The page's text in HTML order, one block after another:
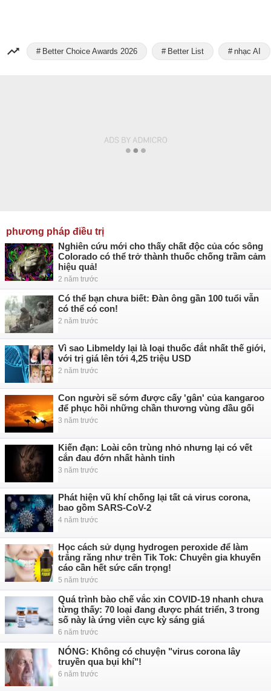
Better Choice Awards 2026 Better List nhạc AI
phương pháp điều trị
Nghiên cứu mới cho thấy chất độc của cóc sông
Colorado có thể trở thành thuốc chống trầm cảm
hiệu quả!
2 năm trước
Có thể bạn chưa biết: Đàn ông gần 100 tuổi vẫn
có thể có con!
2 năm trước
Vì sao Libmeldy lại là loại thuốc đắt nhất thế giới,
với trị giá lên tới 4,25 triệu USD
2 năm trước
Con người sẽ sớm được cấy 'gân' của kangaroo
để phục hồi những chần thương vùng đầu gối
3 năm trước
Kiến đạn: Loài côn trùng nhỏ nhưng lại có vết
cắn đau đớn nhất hành tinh
3 năm trước
Phát hiện vũ khí chống lại tất cả virus corona,
bao gồm SARS-CoV-2
4 năm trước
Học cách sử dụng hydrogen peroxide để làm
trắng răng như trên Tik Tok: Chuyên gia khuyến
cáo cần hết sức cẩn trọng!
5 năm trước
Quá trình bào chế vắc xin COVID-19 nhanh chưa
từng thấy: 70 loại đang được phát triển, 3 trong
số này là ứng viên cực kỳ sáng giá
6 năm trước
NÓNG: Không có chuyện "virus corona lây
truyền qua bụi khí"!
6 năm trước